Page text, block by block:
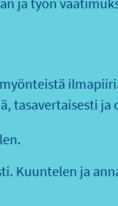
tasavertaisesti ja
Kuuntelen ja